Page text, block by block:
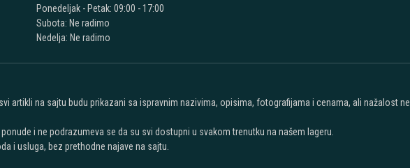
Ponedeljak - Petak: 09:00 - 17:00
Subota: Ne radimo
Nedelja: Ne radimo
artikli na sajtu budu prikazani sa ispravnim nazivima, opisima, fotografijama i cenama, ali nažalost
i ne podrazumeva se da su svi dostupni u svakom trenutku na našem lageru.
i usluga, bez prethodne najave na sajtu.